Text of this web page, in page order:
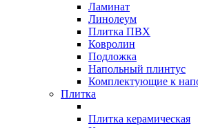
Ламинат
Линолеум
Плитка ПВХ
Ковролин
Подложка
Напольный плинтус
Комплектующие к
Плитка
Плитка керамическая